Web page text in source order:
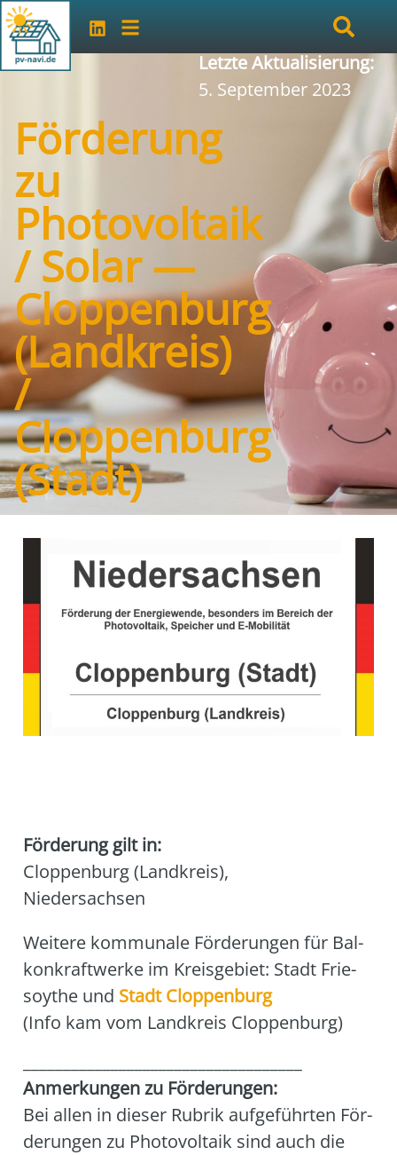
Förderung
zu
Photovoltaik
/ Solar —
Cloppenburg
(Landkreis)
/
Cloppenburg
(Stadt)
Letzte Aktualisierung:
5. September 2023
Wei­te­re kom­mu­na­le För­de­run­gen für Bal­
kon­kraft­wer­ke im Kreis­ge­biet: Stadt Frie­
soy­the und Stadt Clop­pen­burg
(Info kam vom Land­kreis Clop­pen­burg)
Anmer­kun­gen zu För­de­run­gen:
Bei allen in die­ser Rubrik auf­ge­führ­ten För­
de­run­gen zu Pho­to­vol­ta­ik sind auch die
Förderung gilt in:
Cloppenburg (Landkreis),
Niedersachsen